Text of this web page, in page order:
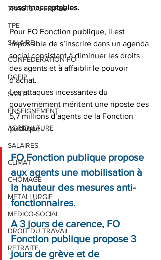
TRACTS AFFICHES
TPE
SALAIRE
CONFEDERATION FO
DGFIP
SANTE
ENSEIGNEMENT
AGRICULTURE
SALAIRES
CLIMAT
CHÔMAGE
METALLURGIE
MEDICO-SOCIAL
DROIT DU TRAVAIL
RETRAITE
aussi inacceptables.
Pour FO Fonction publique, il est
impossible de s’inscrire dans un agenda
social consistant à diminuer les droits
des agents et à affaiblir le pouvoir
d’achat.
Les attaques incessantes du
gouvernement méritent une riposte des
5,7 millions d’agents de la Fonction
publique.
FO Fonction publique propose
aux agents une mobilisation à
la hauteur des mesures anti-
fonctionnaires.
A 3 jours de carence, FO
Fonction publique propose 3
jours de grève et de